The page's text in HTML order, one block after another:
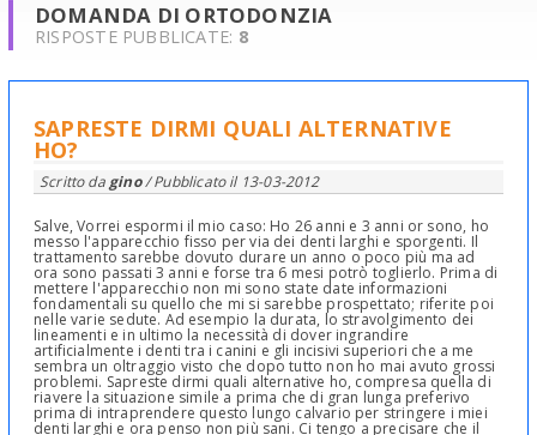
DOMANDA DI ORTODONZIA
RISPOSTE PUBBLICATE: 8
SAPRESTE DIRMI QUALI ALTERNATIVE
HO?
Scritto da gino/ Pubblicato il 13-03-2012
Salve, Vorrei espormi il mio caso: Ho 26 anni e 3 anni or sono, ho
messo l'apparecchio fisso per via dei denti larghi e sporgenti. Il
trattamento sarebbe dovuto durare un anno o poco più ma ad
ora sono passati 3 anni e forse tra 6 mesi potrò toglierlo. Prima di
mettere l'apparecchio non mi sono state date informazioni
fondamentali su quello che mi si sarebbe prospettato; riferite poi
nelle varie sedute. Ad esempio la durata, lo stravolgimento dei
lineamenti e in ultimo la necessità di dover ingrandire
artificialmente i denti tra i canini e gli incisivi superiori che a me
sembra un oltraggio visto che dopo tutto non ho mai avuto grossi
problemi. Sapreste dirmi quali alternative ho, compresa quella di
riavere la situazione simile a prima che di gran lunga preferivo
prima di intraprendere questo lungo calvario per stringere i miei
denti larghi e ora penso non più sani. Ci tengo a precisare che il